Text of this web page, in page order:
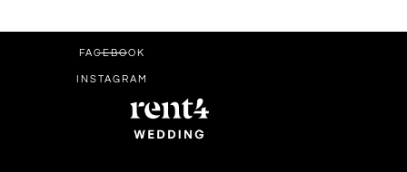
FACEBOOK
INSTAGRAM